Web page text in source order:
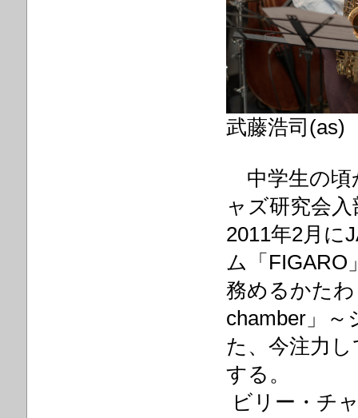
武藤浩司(as)
中学生の頃
ャズ研究会
2011年2月に
ム「FIGARO
務めるかた
chamber」
た、今注力
する。
ビリー・チ